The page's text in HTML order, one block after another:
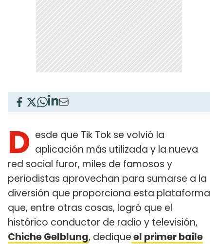
D esde que Tik Tok se volvió la
aplicación más utilizada y la nueva
red social furor, miles de famosos y
periodistas aprovechan para sumarse a la
diversión que proporciona esta plataforma
que, entre otras cosas, logró que el
histórico conductor de radio y televisión,
Chiche Gelblung, dediqueel primer baile